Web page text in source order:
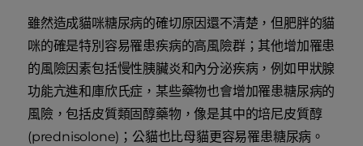
雖然造成貓咪糖尿病的確切原因還不清楚，但肥胖的貓
咪的確是特別容易罹患疾病的高風險群；其他增加罹患
的風險因素包括慢性胰臟炎和內分泌疾病，例如甲狀腺
功能亢進和庫欣氏症，某些藥物也會增加罹患糖尿病的
風險，包括皮質類固醇藥物，像是其中的培尼皮質醇
(prednisolone)；公貓也比母貓更容易罹患糖尿病。